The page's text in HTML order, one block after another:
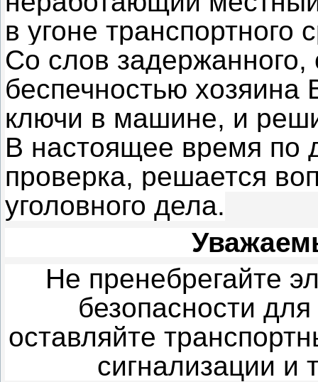
в угоне транспортного
Со слов задержанного,
беспечностью
ключи в машине, и
В настоящее время по
проверка, решается
уголовного дела.
Не пренебрегайте
безопасности
оставляйте
сигнализации и